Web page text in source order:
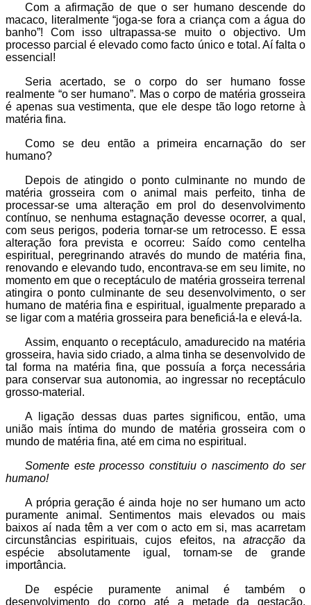
Com a afirmação de que o ser humano descende do
macaco, literalmente “joga-se fora a criança com a água do
banho”! Com isso ultrapassa-se muito o objectivo. Um
processo parcial é elevado como facto único e total. Aí falta o
essencial!
Seria acertado, se o corpo do ser humano fosse
realmente “o ser humano”. Mas o corpo de matéria grosseira
é apenas sua vestimenta, que ele despe tão logo retorne à
matéria fina.
Como se deu então a primeira encarnação do ser
humano?
Depois de atingido o ponto culminante no mundo de
matéria grosseira com o animal mais perfeito, tinha de
processar-se uma alteração em prol do desenvolvimento
contínuo, se nenhuma estagnação devesse ocorrer, a qual,
com seus perigos, poderia tornar-se um retrocesso. E essa
alteração fora prevista e ocorreu: Saído como centelha
espiritual, peregrinando através do mundo de matéria fina,
renovando e elevando tudo, encontrava-se em seu limite, no
momento em que o receptáculo de matéria grosseira terrenal
atingira o ponto culminante de seu desenvolvimento, o ser
humano de matéria fina e espiritual, igualmente preparado a
se ligar com a matéria grosseira para beneficiá-la e elevá-la.
Assim, enquanto o receptáculo, amadurecido na matéria
grosseira, havia sido criado, a alma tinha se desenvolvido de
tal forma na matéria fina, que possuía a força necessária
para conservar sua autonomia, ao ingressar no receptáculo
grosso-material.
A ligação dessas duas partes significou, então, uma
união mais íntima do mundo de matéria grosseira com o
mundo de matéria fina, até em cima no espiritual.
Somente este processo constituiu o nascimento do ser
humano!
A própria geração é ainda hoje no ser humano um acto
puramente animal. Sentimentos mais elevados ou mais
baixos aí nada têm a ver com o acto em si, mas acarretam
circunstâncias espirituais, cujos efeitos, na atracçãoda
espécie absolutamente igual, tornam-se de grande
importância.
De espécie puramente animal é também o
desenvolvimento do corpo até a metade da gestação.